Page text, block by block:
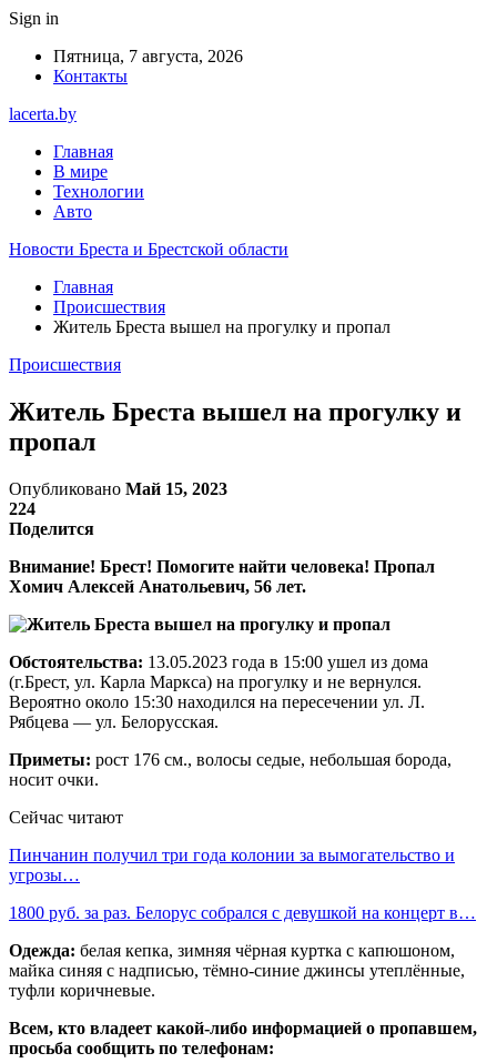
Sign in
Пятница, 7 августа, 2026
Контакты
lacerta.by
Главная
В мире
Технологии
Авто
Новости Бреста и Брестской области
Главная
Происшествия
Житель Бреста вышел на прогулку и пропал
Происшествия
Житель Бреста вышел на прогулку и
пропал
Опубликовано Май 15, 2023
224
Поделится
Внимание! Брест! Помогите найти человека! Пропал
Хомич Алексей Анатольевич, 56 лет.
Обстоятельства: 13.05.2023 года в 15:00 ушел из дома
(г.Брест, ул. Карла Маркса) на прогулку и не вернулся.
Вероятно около 15:30 находился на пересечении ул. Л.
Рябцева — ул. Белорусская.
Приметы: рост 176 см., волосы седые, небольшая борода,
носит очки.
Сейчас читают
Пинчанин получил три года колонии за вымогательство и
угрозы…
1800 руб. за раз. Белорус собрался с девушкой на концерт в…
Одежда: белая кепка, зимняя чёрная куртка с капюшоном,
майка синяя с надписью, тёмно-синие джинсы утеплённые,
туфли коричневые.
Всем, кто владеет какой-либо информацией о пропавшем,
просьба сообщить по телефонам: